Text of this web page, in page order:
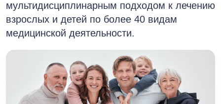
мультидисциплинарным подходом к лечению
взрослых и детей по более 40 видам
медицинской деятельности.